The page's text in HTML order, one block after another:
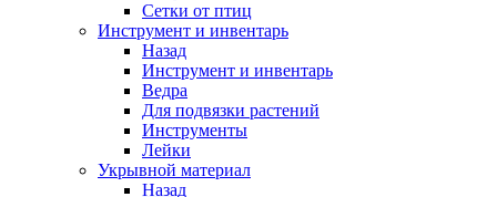
Сетки от птиц
Инструмент и инвентарь
Назад
Инструмент и инвентарь
Ведра
Для подвязки растений
Инструменты
Лейки
Укрывной материал
Назад